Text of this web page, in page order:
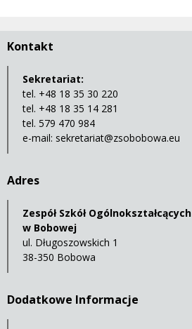
Kontakt
Sekretariat:
tel. +48 18 35 30 220
tel. +48 18 35 14 281
tel. 579 470 984
e-mail: sekretariat@zsobobowa.eu
Adres
Zespół Szkół Ogólnokształcących
w Bobowej
ul. Długoszowskich 1
38-350 Bobowa
Dodatkowe Informacje